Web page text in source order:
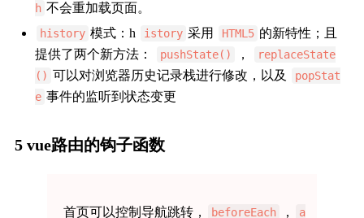
h 不会重加载页面。
history 模式：h istory 采用 HTML5 的新特性；且
提供了两个新方法：
pushState() ，
replaceState
() 可以对浏览器历史记录栈进行修改，以及
popStat
e 事件的监听到状态变更
5 vue路由的钩子函数
首页可以控制导航跳转， beforeEach ，
a